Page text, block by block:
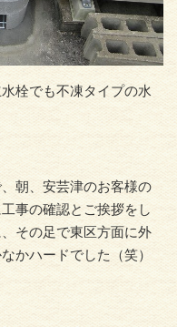
栓でも不凍タイプの水
朝、安芸津のお客様の
事の確認とご挨拶をし
その足で東区方面に外
かハードでした（笑）